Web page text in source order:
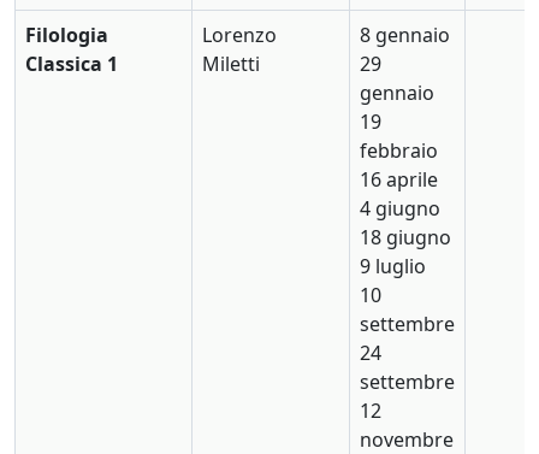
Filologia
Classica 1
Lorenzo
Miletti
8 gennaio
29
gennaio
19
febbraio
16 aprile
4 giugno
18 giugno
9 luglio
10
settembre
24
settembre
12
novembre